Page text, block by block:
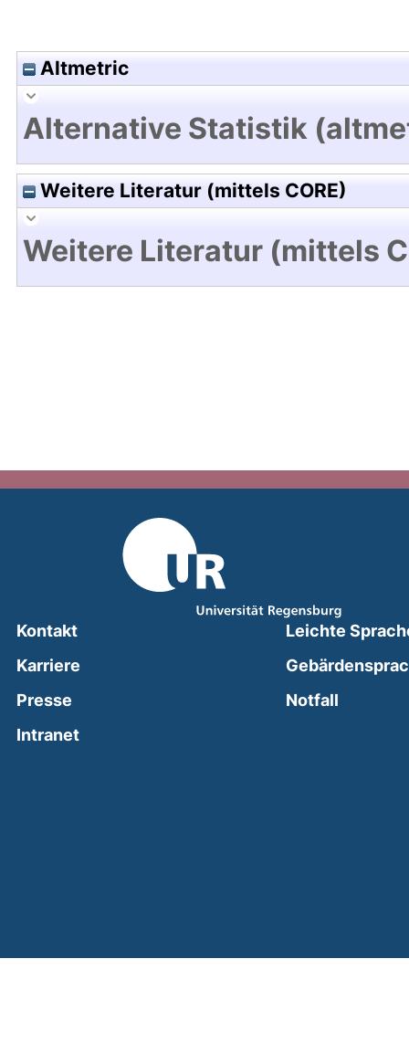
Altmetric
Alternative Statistik
Weitere Literatur (mittels CORE)
Weitere Literatur (mittels
Kontakt
Karriere
Presse
Intranet(external link, opens in a new window)
Leichte
Notfall